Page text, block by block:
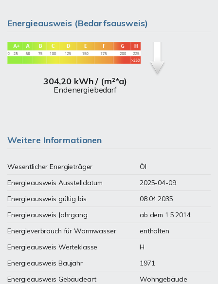
Energieausweis (Bedarfsausweis)
304,20 kWh / (m²*a)
Endenergiebedarf
Weitere Informationen
Wesentlicher Energieträger
Öl
Energieausweis Ausstelldatum
2025-04-09
Energieausweis gültig bis
08.04.2035
Energieausweis Jahrgang
ab dem 1.5.2014
Energieverbrauch für Warmwasser
enthalten
Energieausweis Werteklasse
H
Energieausweis Baujahr
1971
Energieausweis Gebäudeart
Wohngebäude